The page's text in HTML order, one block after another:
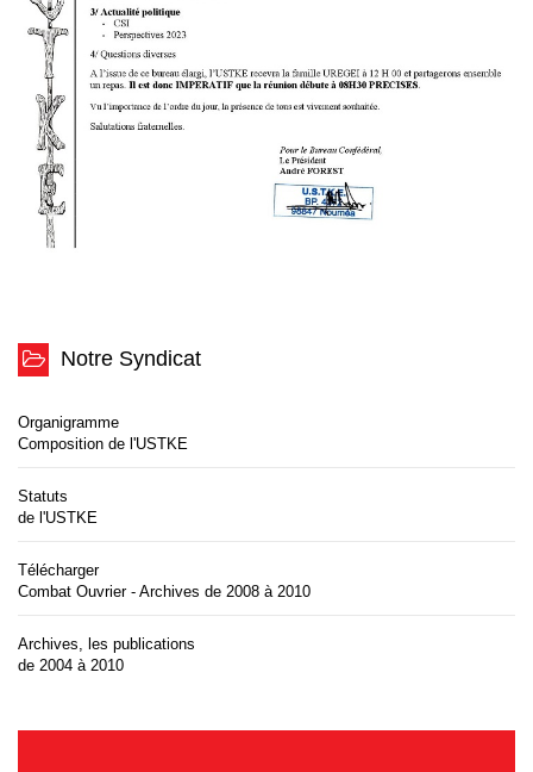
Notre Syndicat
Organigramme
Composition de l'USTKE
Statuts
de l'USTKE
Télécharger
Combat Ouvrier - Archives de 2008 à 2010
Archives, les publications
de 2004 à 2010